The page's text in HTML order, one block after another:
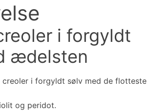
i forgyldt
ædelsten
creoler i forgyldt sølv med de flotteste
og peridot.